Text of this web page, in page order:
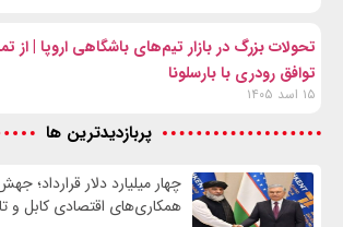
تحولات بزرگ در بازار تیم‌های باشگاهی اروپا | از
توافق رودری با بارسلونا
۱۵ اسد ۱۴۰۵
پربازدیدترین ها
چهار میلیارد دلار قرارداد؛
همکاری‌های اقتصادی کابل و